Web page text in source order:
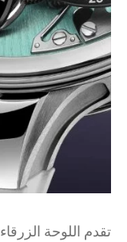
تقدم اللوحة